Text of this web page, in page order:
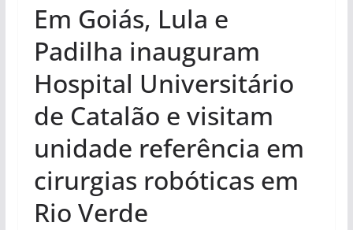
Em Goiás, Lula e
Padilha inauguram
Hospital Universitário
de Catalão e visitam
unidade referência em
cirurgias robóticas em
Rio Verde